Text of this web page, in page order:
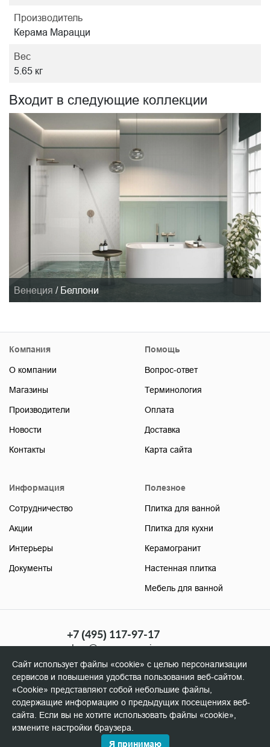
Производитель
Керама Марацци
Вес
5.65 кг
Входит в следующие коллекции
Венеция / Беллони
Компания
О компании
Магазины
Производители
Новости
Контакты
Помощь
Вопрос-ответ
Терминология
Оплата
Доставка
Карта сайта
Информация
Сотрудничество
Акции
Интерьеры
Документы
Полезное
Плитка для ванной
Плитка для кухни
Керамогранит
Настенная плитка
Мебель для ванной
+7 (495) 117-97-17
shop@soyuzceramica.ru
(розница)
+7 (495) 506-96-98
manager@soyuzceramica.ru
(оптовикам)
Сайт использует файлы «cookie» с целью персонализации
сервисов и повышения удобства пользования веб-сайтом.
«Cookie» представляют собой небольшие файлы,
содержащие информацию о предыдущих посещениях веб-
сайта. Если вы не хотите использовать файлы «cookie»,
измените настройки браузера.
Я принимаю